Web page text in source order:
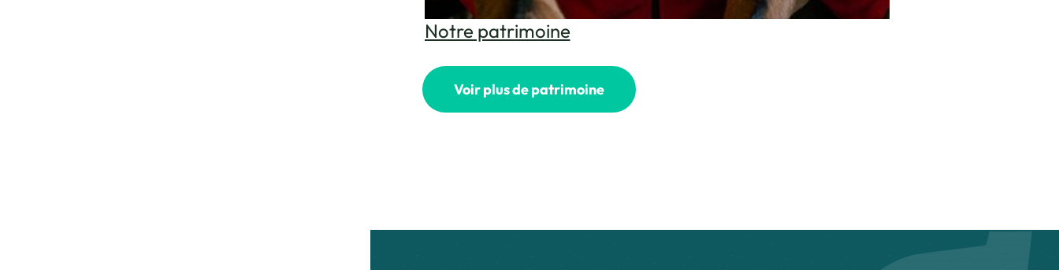
Notre patrimoine
Voir plus de patrimoine